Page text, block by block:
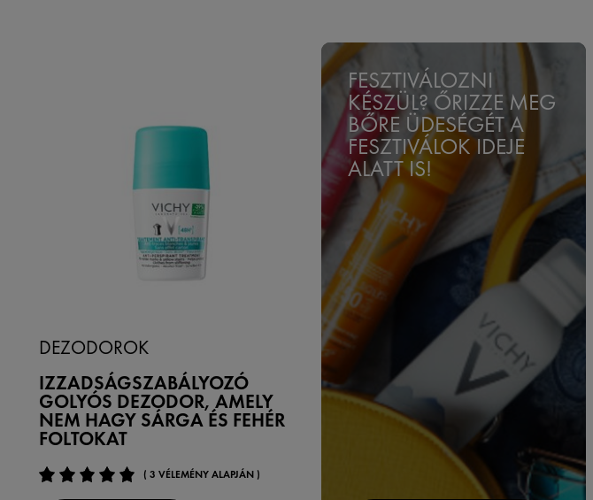
DEZODOROK
IZZADSÁGSZABÁLYOZÓ
GOLYÓS DEZODOR, AMELY
NEM HAGY SÁRGA ÉS FEHÉR
FOLTOKAT
( 3 VÉLEMÉNY ALAPJÁN )
FESZTIVÁLOZNI
KÉSZÜL? ŐRIZZE MEG
BŐRE ÜDESÉGÉT A
FESZTIVÁLOK IDEJE
ALATT IS!